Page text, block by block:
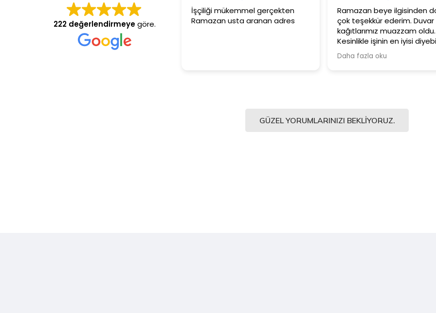
222 değerlendirmeyegöre.
İşçiliği mükemmel gerçekten
Ramazan usta aranan adres
Ramazan beye ilgisinden
çok teşekkür ederim. Duvar
kağıtlarımız muazzam oldu.
Kesinlikle işinin en iyisi
Şiddetle tavsiye ediyorum.
Daha fazla oku
GÜZEL YORUMLARINIZI BEKLIYORUZ.